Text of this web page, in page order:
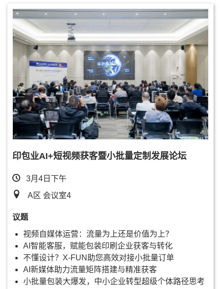
印包业AI+短视频获客暨小批量定制发展论坛
3月4日下午
A区 会议室4
议题
视频自媒体运营：流量为上还是价值为上？
AI智能客服，赋能包装印刷企业获客与转化
不懂设计？X-FUN助您高效对接小批量订单
AI新媒体助力流量矩阵搭建与精准获客
小批量包装大爆发，中小企业转型超级个体路径思考